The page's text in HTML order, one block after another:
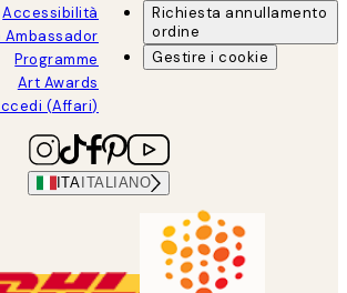
Accessibilità
Ambassador
Programme
Art Awards
(Affari)
Richiesta annullamento
ordine
Gestire i cookie
ITA ITALIANO